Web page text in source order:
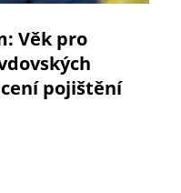
Věk pro
pojištění